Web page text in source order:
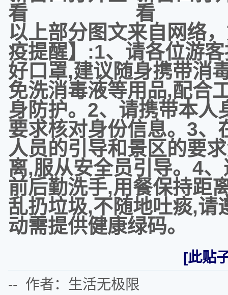
以上部分图文来自网络
疫提醒】:1、请各位游
好口罩,建议随身携带消
免洗消毒液等用品,配合
身防护。2、请携带本人
要求核对身份信息。3、
人员的引导和景区的要
离,服从安全员引导。4
前后勤洗手,用餐保持距
乱扔垃圾,不随地吐痰,请
动需提供健康绿码。
[此贴
-- 作者：生活无极限